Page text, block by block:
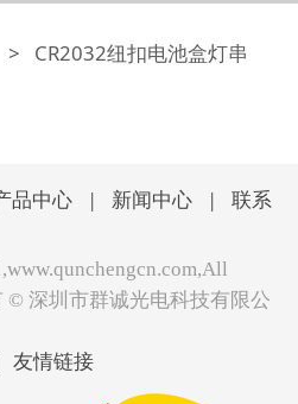
> CR2032纽扣电池盒灯串
品中心| 新闻中心| 联系
© 深圳市群诚光电科技有限公
友情链接